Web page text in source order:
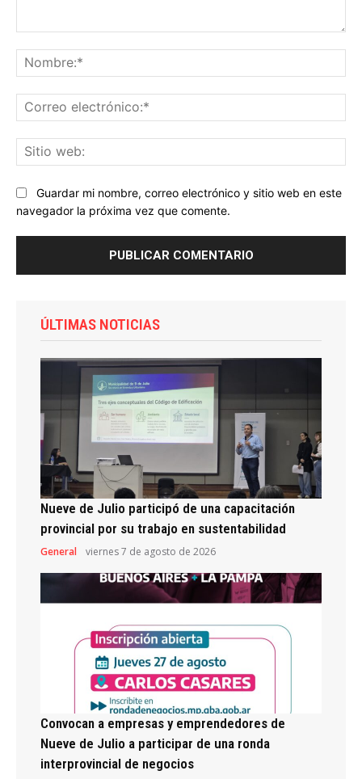
Guardar mi nombre, correo electrónico y sitio web en este
navegador la próxima vez que comente.
ÚLTIMAS NOTICIAS
Nueve de Julio participó de una capacitación
provincial por su trabajo en sustentabilidad
General viernes 7 de agosto de 2026
Convocan a empresas y emprendedores de
Nueve de Julio a participar de una ronda
interprovincial de negocios